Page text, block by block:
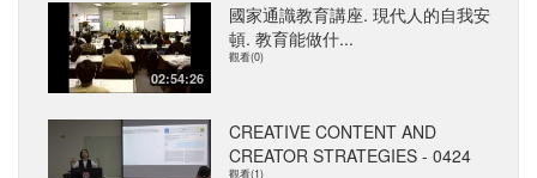
02:54:26
國家通識教育講座. 現代人的自我安
頓. 教育能做什...
觀看(0)
CREATIVE CONTENT AND
CREATOR STRATEGIES - 0424
觀看(1)